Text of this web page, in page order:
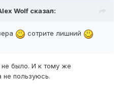
Wolf сказал:
сотрите лишний
было. И к тому же
не пользуюсь.